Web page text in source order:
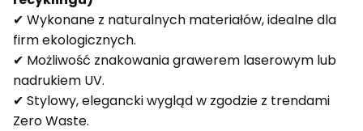
✔ Wykonane z naturalnych materiałów, idealne dla
firm ekologicznych.
✔ Możliwość znakowania grawerem laserowym lub
nadrukiem UV.
✔ Stylowy, elegancki wygląd w zgodzie z trendami
Zero Waste.